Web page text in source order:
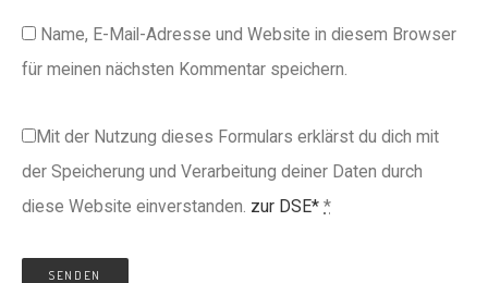
Name, E-Mail-Adresse und Website in diesem Browser
für meinen nächsten Kommentar speichern.
Mit der Nutzung dieses Formulars erklärst du dich mit
der Speicherung und Verarbeitung deiner Daten durch
diese Website einverstanden. zur DSE* *